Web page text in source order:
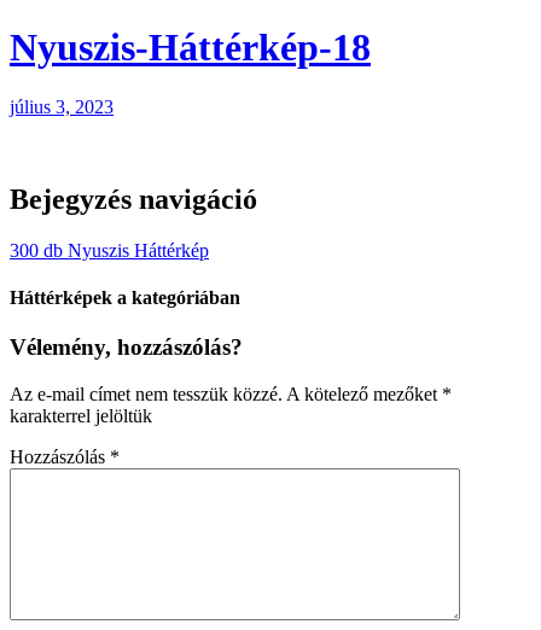
Nyuszis-Háttérkép-18
július 3, 2023
Bejegyzés navigáció
300 db Nyuszis Háttérkép
Háttérképek a kategóriában
Vélemény, hozzászólás?
Az e-mail címet nem tesszük közzé. A kötelező mezőket *
karakterrel jelöltük
Hozzászólás *